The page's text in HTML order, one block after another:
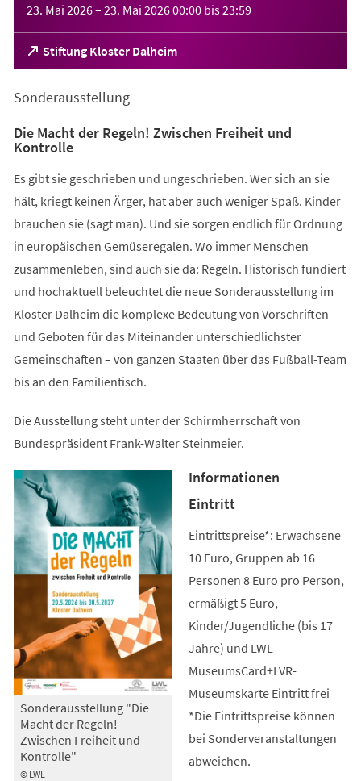
23. Mai 2026– 23. Mai 202600:00 bis23:59
Stiftung Kloster Dalheim
(Öffnet
in
neuen
Sonderausstellung
Die Macht der Regeln! Zwischen Freiheit und
Kontrolle
Es gibt sie geschrieben und ungeschrieben. Wer sich an sie
hält, kriegt keinen Ärger, hat aber auch weniger Spaß. Kinder
brauchen sie (sagt man). Und sie sorgen endlich für Ordnung
in europäischen Gemüseregalen. Wo immer Menschen
zusammenleben, sind auch sie da: Regeln. Historisch fundiert
und hochaktuell beleuchtet die neue Sonderausstellung im
Kloster Dalheim die komplexe Bedeutung von Vorschriften
und Geboten für das Miteinander unterschiedlichster
Gemeinschaften – von ganzen Staaten über das Fußball-Team
bis an den Familientisch.
Die Ausstellung steht unter der Schirmherrschaft von
Bundespräsident Frank-Walter Steinmeier.
© LWL
Sonderausstellung "Die
Macht der Regeln!
Zwischen Freiheit und
Kontrolle"
Informationen
Eintritt
Eintrittspreise*: Erwachsene
10 Euro, Gruppen ab 16
Personen 8 Euro pro Person,
ermäßigt 5 Euro,
Kinder/Jugendliche (bis 17
Jahre) und LWL-
MuseumsCard+LVR-
Museumskarte Eintritt frei
*Die Eintrittspreise können
bei Sonderveranstaltungen
abweichen.